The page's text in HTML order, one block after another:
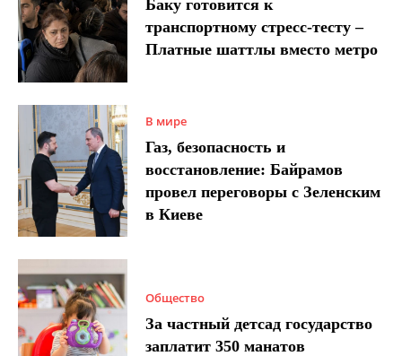
Баку готовится к
транспортному стресс-тесту –
Платные шаттлы вместо метро
В мире
Газ, безопасность и
восстановление: Байрамов
провел переговоры с Зеленским
в Киеве
Общество
За частный детсад государство
заплатит 350 манатов